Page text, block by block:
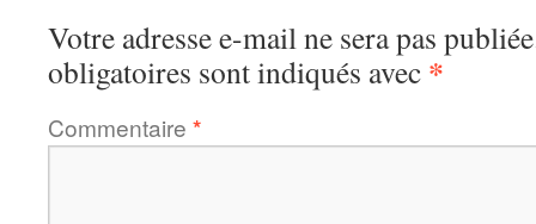
Votre adresse e-mail ne sera pas
obligatoires sont indiqués avec *
Commentaire *